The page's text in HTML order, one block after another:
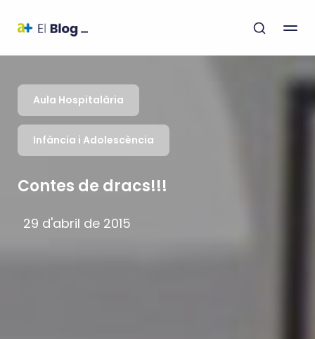
Aula Hospitalària
Infància i Adolescència
Contes de dracs!!!
29 d'abril de 2015